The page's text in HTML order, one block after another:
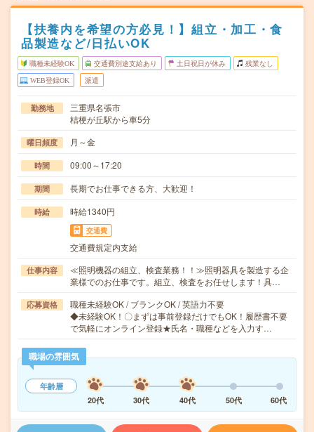
【扶養内を希望の方必見！】組立・加工・食
品製造など/日払いOK
職種未経験OK 交通費別途支給あり 土日祝日が休み 残業なし
WEB登録OK 派遣
勤務地
三重県名張市
桔梗が丘駅から車5分
曜日頻度 月～金
時間 09:00～17:20
期間 長期でお仕事できる方、大歓迎！
時給 時給1340円
交通費
交通費規定内支給
仕事内容
≪照明機器の組立、検査業務！！≫照明器具を製造する企
業様でのお仕事です。組立、検査をお任せします！具…
応募資格
職種未経験OK / ブランクOK / 英語力不要
◆未経験OK！〇まずは事前登録だけでもOK！履歴書不要
で気軽にオンライン登録★氏名・職種などを入力す…
職場の雰囲気
年齢層
20代
30代 40代 50代 60代